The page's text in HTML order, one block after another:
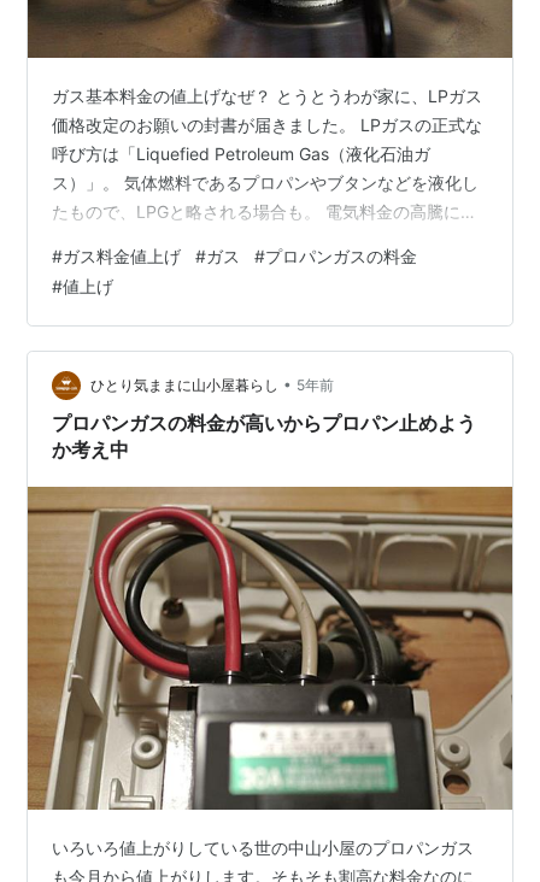
ガス基本料金の値上げなぜ？ とうとうわが家に、LPガス
価格改定のお願いの封書が届きました。 LPガスの正式な
呼び方は「Liquefied Petroleum Gas（液化石油ガ
ス）」。 気体燃料であるプロパンやブタンなどを液化し
たもので、LPGと略される場合も。 電気料金の高騰に灯
を耐え忍ぶコストはいくらになるのでしょう。 スポンサ
ーリンク LPガスは自由料金？ ガス火の節約 価格改定 値
上げの理由 まとめ LPガスは自由料金？ ガスの炎 LPガス
は会社によって、かなり料金に差があります。 理由は都
市ガスと違って、自由料金なので。 うちは築3…
#ガス料金値上げ #ガス #プロパンガスの料金
#値上げ
ひとり気ままに山小屋暮らし • 5年前
プロパンガスの料金が高いからプロパン止めよう
か考え中
いろいろ値上がりしている世の中山小屋のプロパンガス
も今月から値上がりします。そもそも割高な料金なのに